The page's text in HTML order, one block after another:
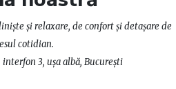
și relaxare, de confort și detașare de
cotidian.
3, ușa albă, București